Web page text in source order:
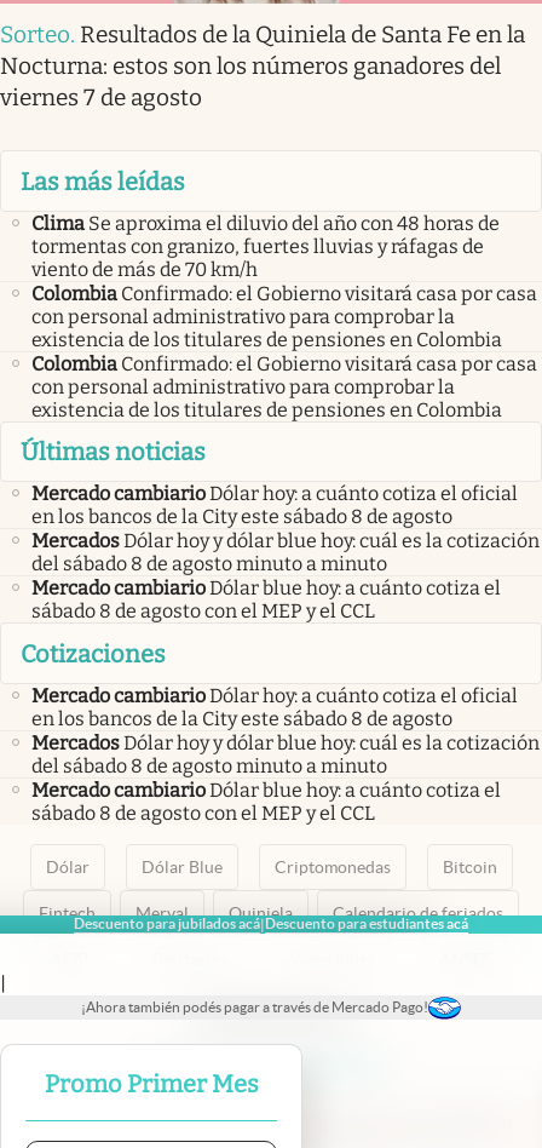
Descuento para jubilados acá|Descuento para estudiantes acá
|
¡Ahora también podés pagar a través de Mercado Pago!
Promo Primer Mes
Sorteo. Resultados de la Quiniela de Santa Fe en la
Nocturna: estos son los números ganadores del
viernes 7 de agosto
Las más leídas
Clima Se aproxima el diluvio del año con 48 horas de
tormentas con granizo, fuertes lluvias y ráfagas de
viento de más de 70 km/h
Colombia Confirmado: el Gobierno visitará casa por casa
con personal administrativo para comprobar la
existencia de los titulares de pensiones en Colombia
Colombia Confirmado: el Gobierno visitará casa por casa
con personal administrativo para comprobar la
existencia de los titulares de pensiones en Colombia
Últimas noticias
Mercado cambiarioDólar hoy: a cuánto cotiza el oficial
en los bancos de la City este sábado 8 de agosto
MercadosDólar hoy y dólar blue hoy: cuál es la cotización
del sábado 8 de agosto minuto a minuto
Mercado cambiarioDólar blue hoy: a cuánto cotiza el
sábado 8 de agosto con el MEP y el CCL
Cotizaciones
Mercado cambiarioDólar hoy: a cuánto cotiza el oficial
en los bancos de la City este sábado 8 de agosto
MercadosDólar hoy y dólar blue hoy: cuál es la cotización
del sábado 8 de agosto minuto a minuto
Mercado cambiarioDólar blue hoy: a cuánto cotiza el
sábado 8 de agosto con el MEP y el CCL
Dólar Dólar Blue Criptomonedas Bitcoin
Fintech Merval Quiniela Calendario de feriados
abre en nueva pestaña
abre en nueva pestaña
abre en nueva pestaña
abre en nueva pestaña
abre en nueva pestaña